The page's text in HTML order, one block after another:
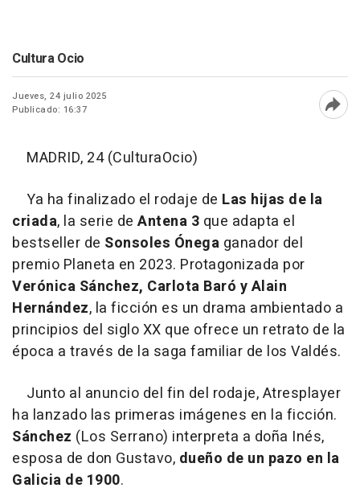
Cultura Ocio
Jueves, 24 julio 2025
Publicado: 16:37
MADRID, 24 (CulturaOcio)
Ya ha finalizado el rodaje de Las hijas de la
criada, la serie de Antena 3 que adapta el
bestseller de Sonsoles Ónega ganador del
premio Planeta en 2023. Protagonizada por
Verónica Sánchez, Carlota Baró y Alain
Hernández, la ficción es un drama ambientado a
principios del siglo XX que ofrece un retrato de la
época a través de la saga familiar de los Valdés.
Junto al anuncio del fin del rodaje, Atresplayer
ha lanzado las primeras imágenes en la ficción.
Sánchez (Los Serrano) interpreta a doña Inés,
esposa de don Gustavo, dueño de un pazo en la
Galicia de 1900.